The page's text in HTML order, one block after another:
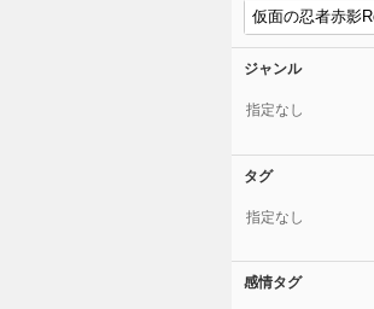
ジャンル
指定なし
タグ
指定なし
感情タグ